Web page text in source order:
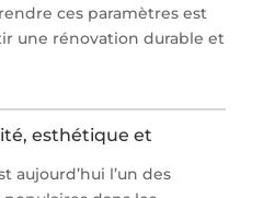
ces paramètres est
une rénovation durable et
esthétique et
aujourd’hui l’un des